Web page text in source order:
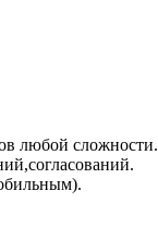
любой сложности.